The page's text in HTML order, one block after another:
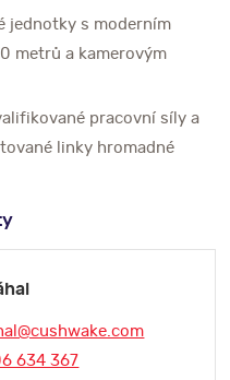
jednotky s moderním
metrů a kamerovým
pracovní síly a
linky hromadné
634 367